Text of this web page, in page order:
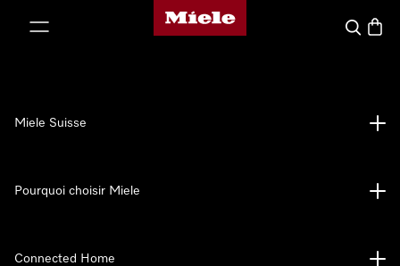
Page d'accueil de Miele
Search
Miele Suisse
Pourquoi choisir Miele
Connected Home